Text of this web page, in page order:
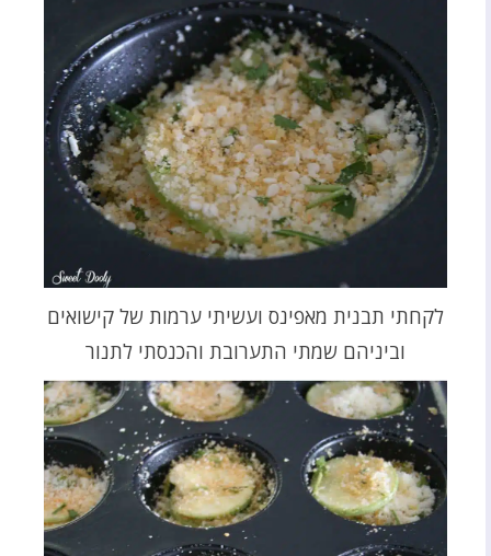
לקחתי תבנית מאפינס ועשיתי ערמות של קישואים
וביניהם שמתי התערובת והכנסתי לתנור